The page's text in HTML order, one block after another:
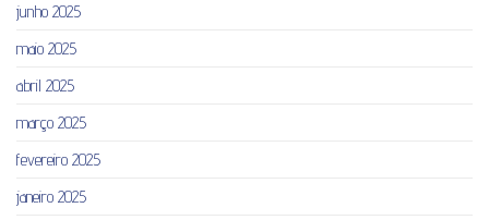
junho 2025
maio 2025
abril 2025
março 2025
fevereiro 2025
janeiro 2025